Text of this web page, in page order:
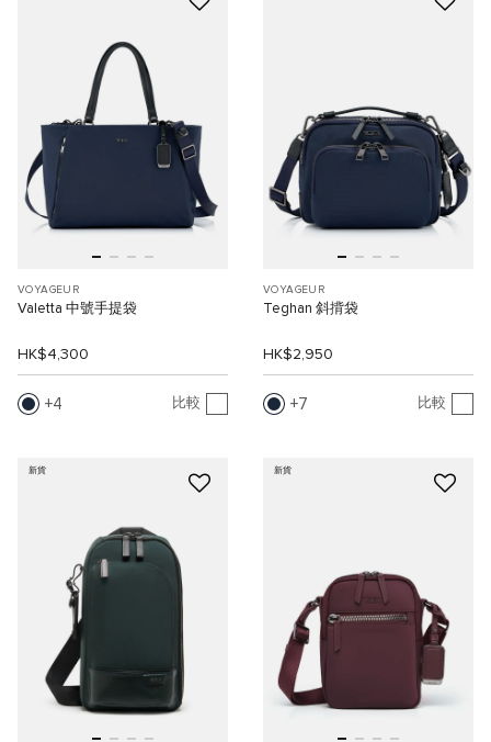
VOYAGEUR
Valetta 中號手提袋
HK$4,300
4 比較
VOYAGEUR
Teghan 斜揹袋
HK$2,950
7 比較
新貨 新貨